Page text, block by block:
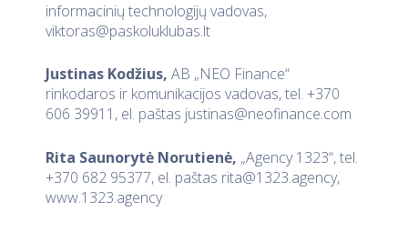
informacinių technologijų vadovas,
viktoras@paskoluklubas.lt
Justinas Kodžius, AB „NEO Finance“
rinkodaros ir komunikacijos vadovas, tel. +370
606 39911, el. paštas justinas@neofinance.com
Rita Saunorytė Norutienė, „Agency 1323“, tel.
+370 682 95377, el. paštas rita@1323.agency,
www.1323.agency